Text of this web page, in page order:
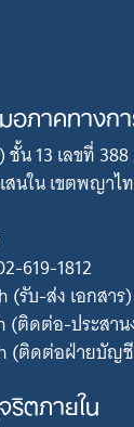
อภาคทางก
ชั้น 13 เลขที่ 388
นใน เขตพญาไท
619-1812
(รับ-ส่ง เอกสาร)
(ติดต่อ-ประสาน
(ติดต่อฝ่ายบัญ
ริตภายใน